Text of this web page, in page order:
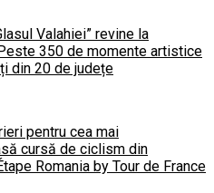
Valahiei” revine la
350 de momente artistice
din 20 de județe
pentru cea mai
cursă de ciclism din
Romania by Tour de France